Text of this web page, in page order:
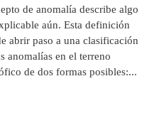
de anomalía describe algo
aún. Esta definición
abrir paso a una clasificación
anomalías en el terreno
de dos formas posibles:...